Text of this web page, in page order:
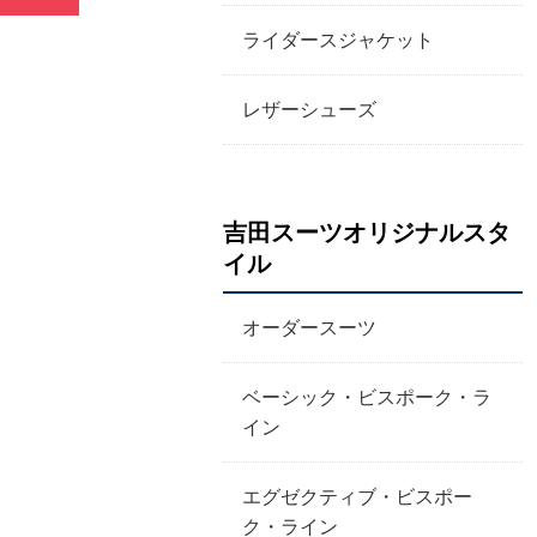
ライダースジャケット
レザーシューズ
吉田スーツオリジナルスタ
イル
オーダースーツ
ベーシック・ビスポーク・ラ
イン
エグゼクティブ・ビスポー
ク・ライン